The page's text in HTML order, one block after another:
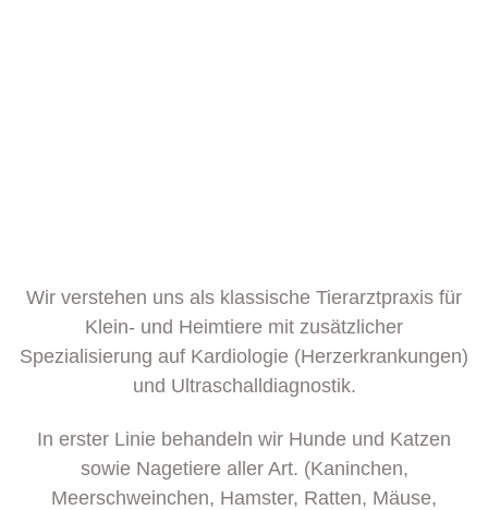
Wir verstehen uns als klassische Tierarztpraxis für
Klein- und Heimtiere mit zusätzlicher
Spezialisierung auf Kardiologie (Herzerkrankungen)
und Ultraschalldiagnostik.
In erster Linie behandeln wir Hunde und Katzen
sowie Nagetiere aller Art. (Kaninchen,
Meerschweinchen, Hamster, Ratten, Mäuse,